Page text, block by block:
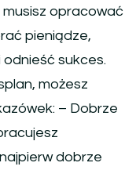
opracować
pieniądze,
sukces.
możesz
– Dobrze
dobrze